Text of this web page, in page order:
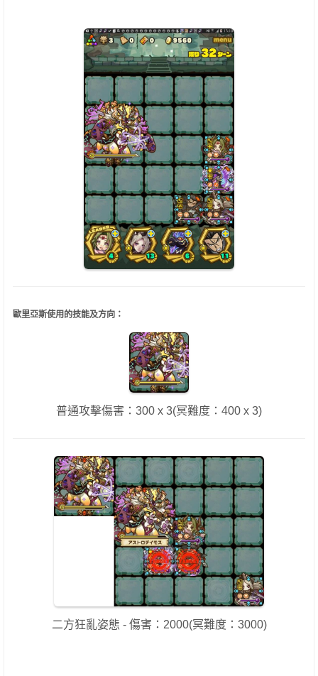
歐里亞斯使用的技能及方向：
普通攻擊傷害：300 x 3(冥難度：400 x 3)
二方狂亂姿態 - 傷害：2000(冥難度：3000)